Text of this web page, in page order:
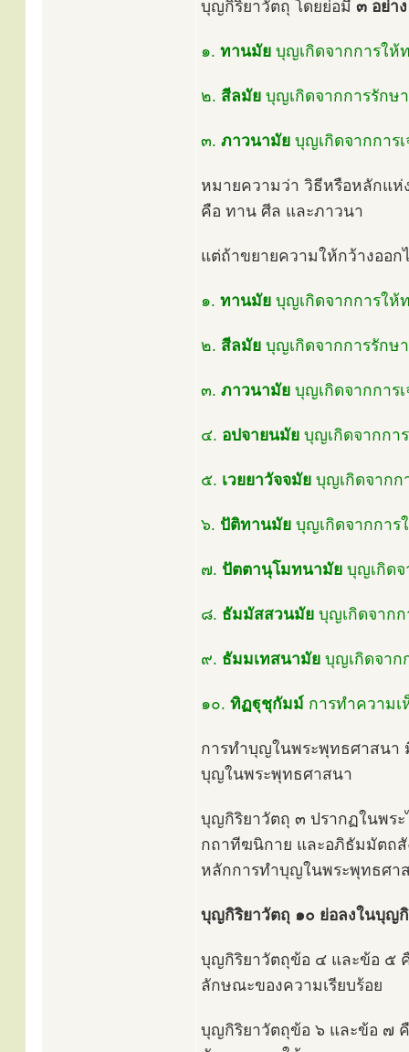
บุญกิริยาวัตถุ โดยย่อมี ๓ อย่าง
๑. ทานมัย บุญเกิดจากการให้
๒. สีลมัย บุญเกิดจากการรักษ
๓. ภาวนามัย บุญเกิดจากการ
หมายความว่า วิธีหรือหลักแห่
คือ ทาน ศีล และภาวนา
แต่ถ้าขยายความให้กว้างออ
๑. ทานมัย บุญเกิดจากการให้
๒. สีลมัย บุญเกิดจากการรักษ
๓. ภาวนามัย บุญเกิดจากการ
๔. อปจายนมัย บุญเกิดจากกา
๕. เวยยาวัจจมัย บุญเกิดจากก
๖. ปัติทานมัย บุญเกิดจากกา
๗. ปัตตานุโมทนามัย บุญเกิด
๘. ธัมมัสสวนมัย บุญเกิดจากก
๙. ธัมมเทสนามัย บุญเกิดจาก
๑๐. ทิฏฐุชุกัมม์ การทำความเ
การทำบุญในพระพุทธศาสนา
บุญในพระพุทธศาสนา
บุญกิริยาวัตถุ ๓ ปรากฏในพร
กถาทีฆนิกาย และอภิธัมมัตถสั
หลักการทำบุญในพระพุทธศา
บุญกิริยาวัตถุ ๑๐ ย่อลงในบุญ
บุญกิริยาวัตถุข้อ ๔ และข้อ ๕
ลักษณะของความเรียบร้อย
บุญกิริยาวัตถุข้อ ๖ และข้อ ๗